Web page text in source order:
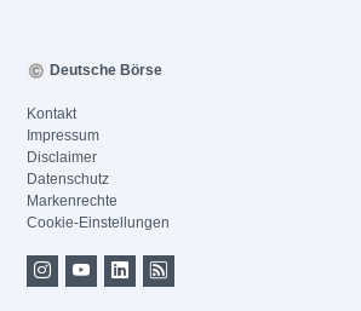
Deutsche Börse
Kontakt
Impressum
Disclaimer
Datenschutz
Markenrechte
Cookie-Einstellungen